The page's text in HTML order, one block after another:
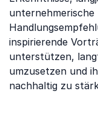
inspirierende
unterstützen,
umzusetzen und
nachhaltig zu